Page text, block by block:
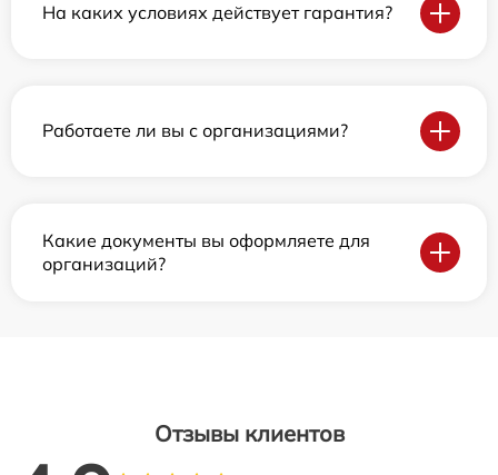
На каких условиях действует гарантия?
Работаете ли вы с организациями?
Какие документы вы оформляете для
организаций?
Отзывы клиентов